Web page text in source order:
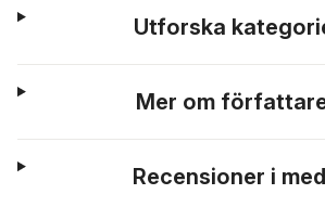
Utforska
Mer om
Recensioner i